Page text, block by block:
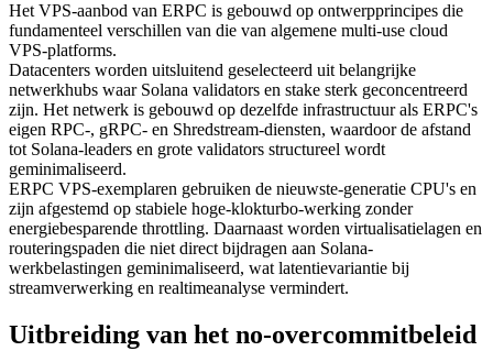
Het VPS-aanbod van ERPC is gebouwd op ontwerpprincipes die
fundamenteel verschillen van die van algemene multi-use cloud
VPS-platforms.
Datacenters worden uitsluitend geselecteerd uit belangrijke
netwerkhubs waar Solana validators en stake sterk geconcentreerd
zijn. Het netwerk is gebouwd op dezelfde infrastructuur als ERPC's
eigen RPC-, gRPC- en Shredstream-diensten, waardoor de afstand
tot Solana-leaders en grote validators structureel wordt
geminimaliseerd.
ERPC VPS-exemplaren gebruiken de nieuwste-generatie CPU's en
zijn afgestemd op stabiele hoge-klokturbo-werking zonder
energiebesparende throttling. Daarnaast worden virtualisatielagen en
routeringspaden die niet direct bijdragen aan Solana-
werkbelastingen geminimaliseerd, wat latentievariantie bij
streamverwerking en realtimeanalyse vermindert.
Uitbreiding van het no-overcommitbeleid